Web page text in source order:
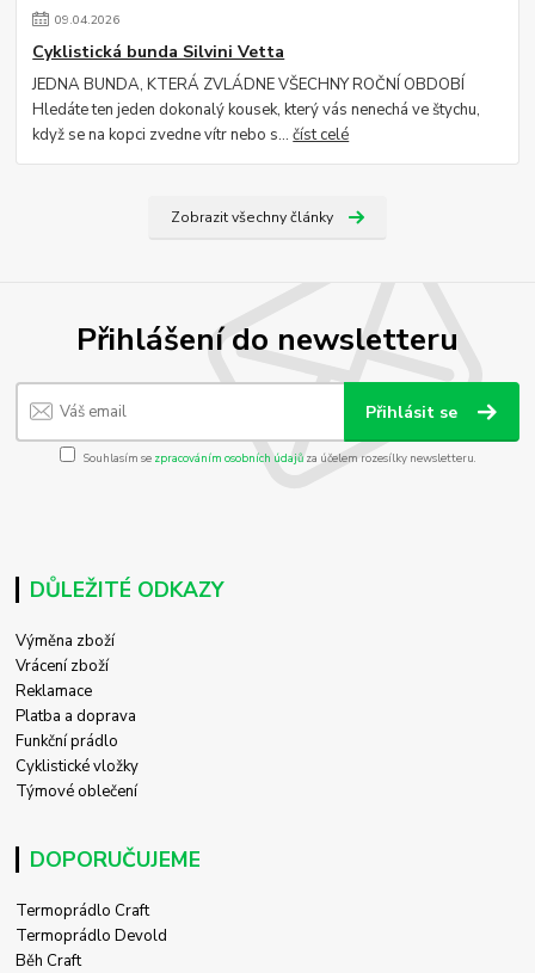
09.04.2026
Cyklistická bunda Silvini Vetta
JEDNA BUNDA, KTERÁ ZVLÁDNE VŠECHNY ROČNÍ OBDOBÍ
Hledáte ten jeden dokonalý kousek, který vás nenechá ve štychu,
když se na kopci zvedne vítr nebo s...číst celé
Zobrazit všechny články
Přihlášení do newsletteru
Přihlásit se
Souhlasím se zpracováním osobních údajůza účelem rozesílky newsletteru.
DŮLEŽITÉ ODKAZY
Výměna zboží
Vrácení zboží
Reklamace
Platba a doprava
Funkční prádlo
Cyklistické vložky
Týmové oblečení
DOPORUČUJEME
Termoprádlo Craft
Termoprádlo Devold
Běh Craft